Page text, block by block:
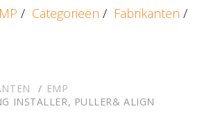
/ Categorieën / Fabrikanten /
EMP
INSTALLER, PULLER& ALIGN